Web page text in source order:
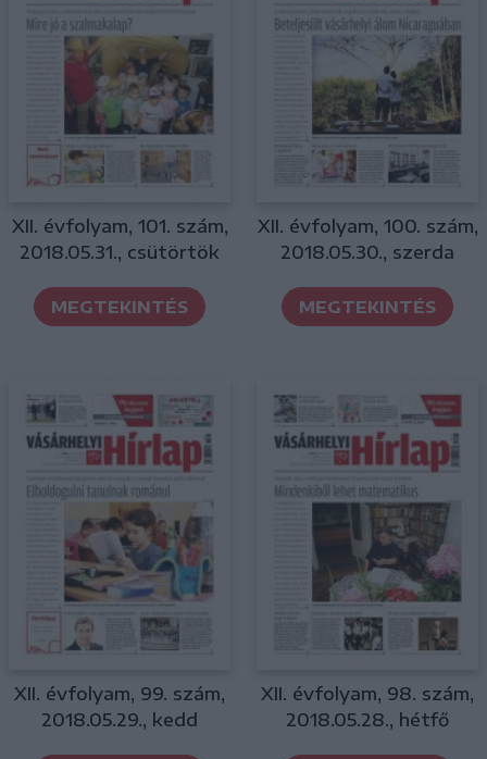
XII. évfolyam, 101. szám,
2018.05.31., csütörtök
MEGTEKINTÉS
XII. évfolyam, 100. szám,
2018.05.30., szerda
MEGTEKINTÉS
XII. évfolyam, 99. szám,
2018.05.29., kedd
XII. évfolyam, 98. szám,
2018.05.28., hétfő